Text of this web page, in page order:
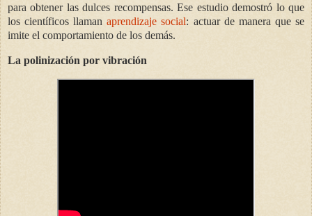
para obtener las dulces recompensas. Ese estudio demostró lo que
los científicos llamanaprendizaje social: actuar de manera que se
imite el comportamiento de los demás.
La polinización por vibración